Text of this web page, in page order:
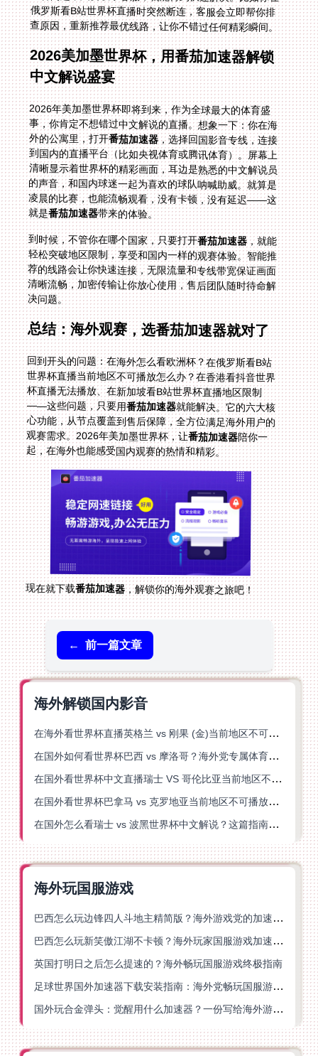
查原因，重新推荐最优线路，让你不错过任何精彩瞬间。
2026美加墨世界杯，用番茄加速器解锁
中文解说盛宴
2026年美加墨世界杯即将到来，作为全球最大的体育盛
事，你肯定不想错过中文解说的直播。想象一下：你在海
外的公寓里，打开番茄加速器，选择回国影音专线，连接
到国内的直播平台（比如央视体育或腾讯体育）。屏幕上
清晰显示着世界杯的精彩画面，耳边是熟悉的中文解说员
的声音，和国内球迷一起为喜欢的球队呐喊助威。就算是
凌晨的比赛，也能流畅观看，没有卡顿，没有延迟——这
就是番茄加速器带来的体验。
到时候，不管你在哪个国家，只要打开番茄加速器，就能
轻松突破地区限制，享受和国内一样的观赛体验。智能推
荐的线路会让你快速连接，无限流量和专线带宽保证画面
清晰流畅，加密传输让你放心使用，售后团队随时待命解
决问题。
总结：海外观赛，选番茄加速器就对了
回到开头的问题：在海外怎么看欧洲杯？在俄罗斯看B站
世界杯直播当前地区不可播放怎么办？在香港看抖音世界
杯直播无法播放、在新加坡看B站世界杯直播地区限制
——这些问题，只要用番茄加速器就能解决。它的六大核
心功能，从节点覆盖到售后保障，全方位满足海外用户的
观赛需求。2026年美加墨世界杯，让番茄加速器陪你一
起，在海外也能感受国内观赛的热情和精彩。
现在就下载番茄加速器，解锁你的海外观赛之旅吧！
← 前一篇文章
海外解锁国内影音
在海外看世界杯直播英格兰 vs 刚果 (金)当前地区不可播放？这篇指南帮你突破所有限制
在国外如何看世界杯巴西 vs 摩洛哥？海外党专属体育观赛指南来了
在国外看世界杯中文直播瑞士 VS 哥伦比亚当前地区不可播放？这篇指南帮你搞定
在国外看世界杯巴拿马 vs 克罗地亚当前地区不可播放？这篇指南帮你轻松解决海外体育直播难题
在国外怎么看瑞士 vs 波黑世界杯中文解说？这篇指南帮你搞定所有地区限制问题
海外玩国服游戏
巴西怎么玩边锋四人斗地主精简版？海外游戏党的加速器终极选择
巴西怎么玩新笑傲江湖不卡顿？海外玩家国服游戏加速终极指南（附猫和老鼠一梦江湖实测）
英国打明日之后怎么提速的？海外畅玩国服游戏终极指南
足球世界国外加速器下载安装指南：海外党畅玩国服游戏的终极解决方案
国外玩合金弹头：觉醒用什么加速器？一份写给海外游子的畅玩指南